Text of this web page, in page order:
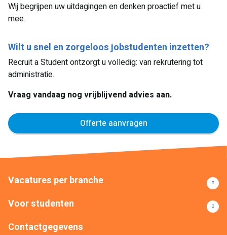
Wij begrijpen uw uitdagingen en denken proactief met u
mee.
Wilt u snel en zorgeloos jobstudenten inzetten?
Recruit a Student ontzorgt u volledig: van rekrutering tot
administratie.
Vraag vandaag nog vrijblijvend advies aan.
Offerte aanvragen
Vacatures per branche
Voor studenten
Contactgegevens